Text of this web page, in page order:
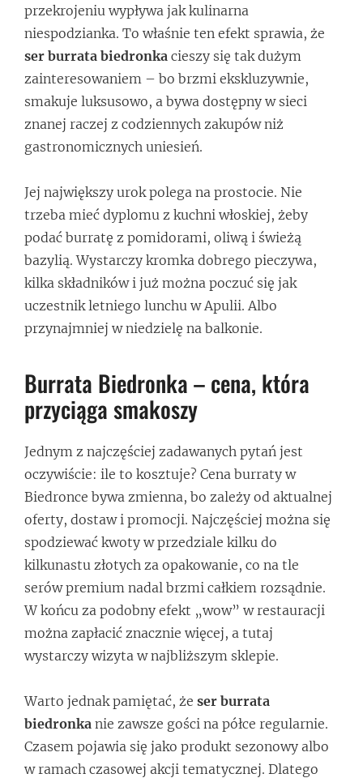
przekrojeniu wypływa jak kulinarna
niespodzianka. To właśnie ten efekt sprawia, że
ser burrata biedronka cieszy się tak dużym
zainteresowaniem – bo brzmi ekskluzywnie,
smakuje luksusowo, a bywa dostępny w sieci
znanej raczej z codziennych zakupów niż
gastronomicznych uniesień.
Jej największy urok polega na prostocie. Nie
trzeba mieć dyplomu z kuchni włoskiej, żeby
podać burratę z pomidorami, oliwą i świeżą
bazylią. Wystarczy kromka dobrego pieczywa,
kilka składników i już można poczuć się jak
uczestnik letniego lunchu w Apulii. Albo
przynajmniej w niedzielę na balkonie.
Burrata Biedronka – cena, która
przyciąga smakoszy
Jednym z najczęściej zadawanych pytań jest
oczywiście: ile to kosztuje? Cena burraty w
Biedronce bywa zmienna, bo zależy od aktualnej
oferty, dostaw i promocji. Najczęściej można się
spodziewać kwoty w przedziale kilku do
kilkunastu złotych za opakowanie, co na tle
serów premium nadal brzmi całkiem rozsądnie.
W końcu za podobny efekt „wow” w restauracji
można zapłacić znacznie więcej, a tutaj
wystarczy wizyta w najbliższym sklepie.
Warto jednak pamiętać, że ser burrata
biedronka nie zawsze gości na półce regularnie.
Czasem pojawia się jako produkt sezonowy albo
w ramach czasowej akcji tematycznej. Dlatego